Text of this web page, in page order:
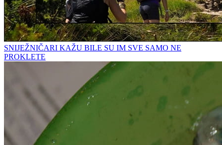
SNIJEŽNIČARI KAŽU BILE SU IM SVE SAMO NE
PROKLETE